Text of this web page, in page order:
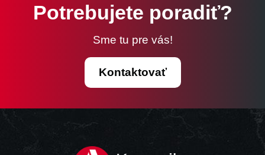
Potrebujete poradiť?
Sme tu pre vás!
Kontaktovať